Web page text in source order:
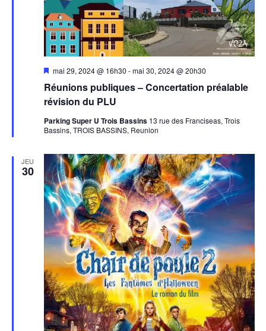
Réunions publiques – Concertation préalable
révision du PLU
Mis
avant
mai 29, 2024 @ 16h30 -mai 30, 2024 @ 20h30
Parking Super U Trois Bassins 13 rue des Franciseas, Trois
Bassins, TROIS BASSINS, Reunion
JEU
30